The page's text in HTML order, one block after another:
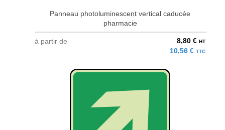
Panneau photoluminescent vertical caducée
pharmacie
à partir de 8,80 € HT
10,56 € TTC